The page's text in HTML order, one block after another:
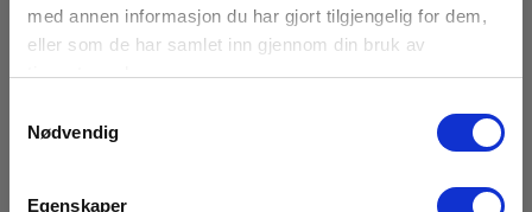
med annen informasjon du har gjort tilgjengelig for dem,
eller som de har samlet inn gjennom din bruk av
tjenestene deres.
Nødvendig
Egenskaper